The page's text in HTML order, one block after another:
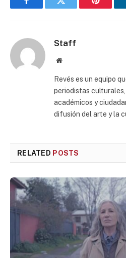
FacebookTwitter
Staff
Website
Revés es un equipo
periodistas
académicos y
difusión del arte y la
RELATED POSTS